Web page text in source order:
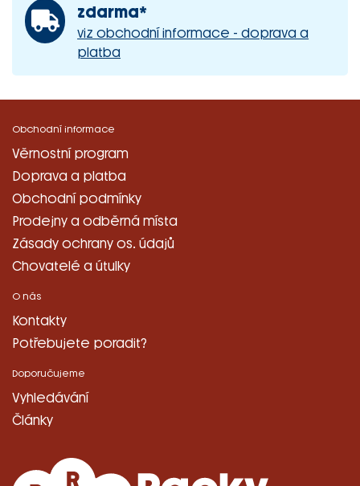
zdarma*
viz obchodní informace - doprava a
platba
Obchodní informace
Věrnostní program
Doprava a platba
Obchodní podmínky
Prodejny a odběrná místa
Zásady ochrany os. údajů
Chovatelé a útulky
O nás
Kontakty
Potřebujete poradit?
Doporučujeme
Vyhledávání
Články